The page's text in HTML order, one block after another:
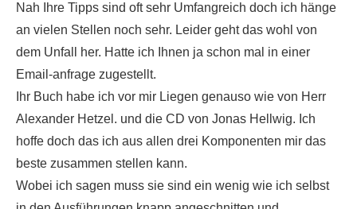
Nah Ihre Tipps sind oft sehr Umfangreich doch ich hänge
an vielen Stellen noch sehr. Leider geht das wohl von
dem Unfall her. Hatte ich Ihnen ja schon mal in einer
Email-anfrage zugestellt.
Ihr Buch habe ich vor mir Liegen genauso wie von Herr
Alexander Hetzel. und die CD von Jonas Hellwig. Ich
hoffe doch das ich aus allen drei Komponenten mir das
beste zusammen stellen kann.
Wobei ich sagen muss sie sind ein wenig wie ich selbst